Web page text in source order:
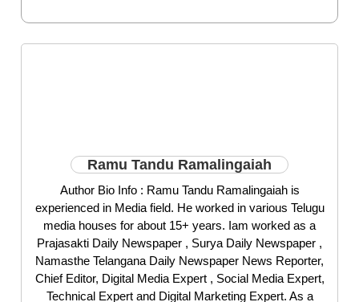
Ramu Tandu Ramalingaiah
Author Bio Info : Ramu Tandu Ramalingaiah is
experienced in Media field. He worked in various Telugu
media houses for about 15+ years. Iam worked as a
Prajasakti Daily Newspaper , Surya Daily Newspaper ,
Namasthe Telangana Daily Newspaper News Reporter,
Chief Editor, Digital Media Expert , Social Media Expert,
Technical Expert and Digital Marketing Expert. As a